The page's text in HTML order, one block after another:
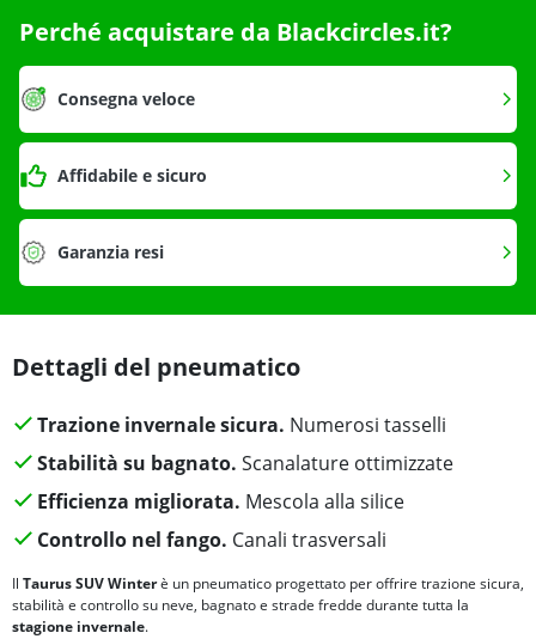
Perché acquistare da Blackcircles.it?
Consegna veloce
Affidabile e sicuro
Garanzia resi
Dettagli del pneumatico
Trazione invernale sicura. Numerosi tasselli
Stabilità su bagnato. Scanalature ottimizzate
Efficienza migliorata. Mescola alla silice
Controllo nel fango. Canali trasversali
Il Taurus SUV Winterè un pneumatico progettato per offrire trazione sicura,
stabilità e controllo su neve, bagnato e strade fredde durante tutta la
stagione invernale.